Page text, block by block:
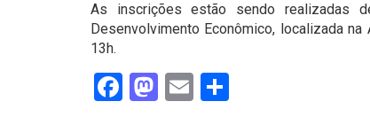
As inscrições estão sendo realizadas
Desenvolvimento Econômico, localizada
13h.
Facebook
Mastodon
Email